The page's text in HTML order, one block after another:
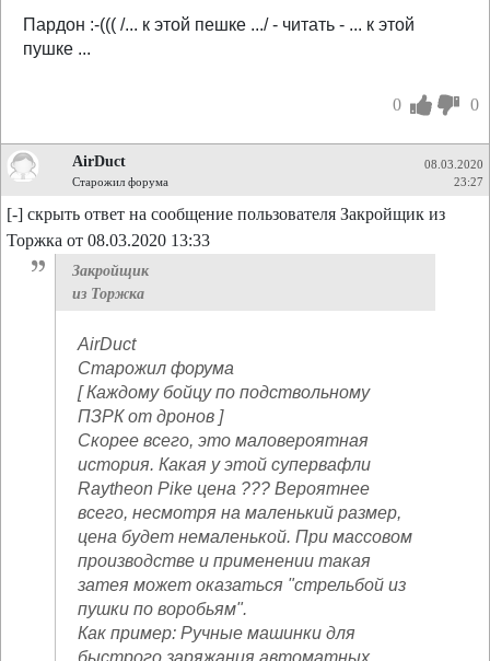
Пардон :-((( /... к этой пешке .../ - читать - ... к этой
пушке ...
0 0
AirDuct
Старожил форума
08.03.2020
23:27
[-] скрыть ответ на сообщение пользователя Закройщик из
Торжка от 08.03.2020 13:33
Закройщик
из Торжка
AirDuct
Старожил форума
[ Каждому бойцу по подствольному
ПЗРК от дронов ]
Скорее всего, это маловероятная
история. Какая у этой супервафли
Raytheon Pike цена ??? Вероятнее
всего, несмотря на маленький размер,
цена будет немаленькой. При массовом
производстве и применении такая
затея может оказаться "стрельбой из
пушки по воробьям".
Как пример: Ручные машинки для
быстрого заряжания автоматных